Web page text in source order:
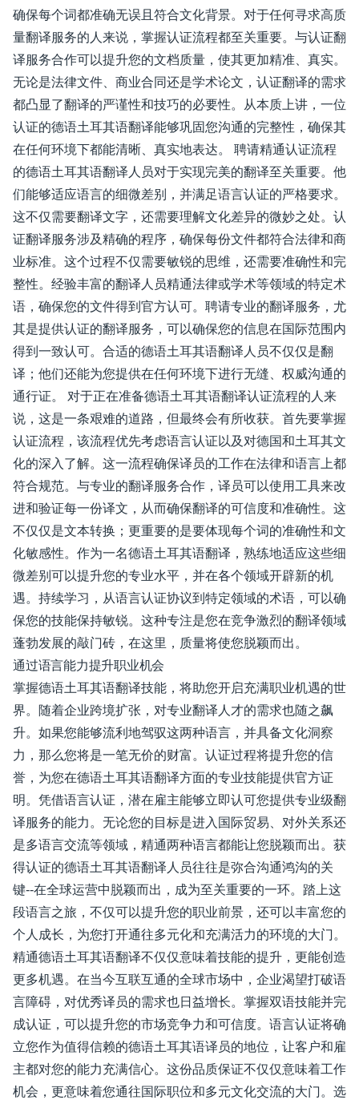
确保每个词都准确无误且符合文化背景。对于任何寻求高质
量翻译服务的人来说，掌握认证流程都至关重要。与认证翻
译服务合作可以提升您的文档质量，使其更加精准、真实。
无论是法律文件、商业合同还是学术论文，认证翻译的需求
都凸显了翻译的严谨性和技巧的必要性。从本质上讲，一位
认证的德语土耳其语翻译能够巩固您沟通的完整性，确保其
在任何环境下都能清晰、真实地表达。 聘请精通认证流程
的德语土耳其语翻译人员对于实现完美的翻译至关重要。他
们能够适应语言的细微差别，并满足语言认证的严格要求。
这不仅需要翻译文字，还需要理解文化差异的微妙之处。认
证翻译服务涉及精确的程序，确保每份文件都符合法律和商
业标准。这个过程不仅需要敏锐的思维，还需要准确性和完
整性。经验丰富的翻译人员精通法律或学术等领域的特定术
语，确保您的文件得到官方认可。聘请专业的翻译服务，尤
其是提供认证的翻译服务，可以确保您的信息在国际范围内
得到一致认可。合适的德语土耳其语翻译人员不仅仅是翻
译；他们还能为您提供在任何环境下进行无缝、权威沟通的
通行证。 对于正在准备德语土耳其语翻译认证流程的人来
说，这是一条艰难的道路，但最终会有所收获。首先要掌握
认证流程，该流程优先考虑语言认证以及对德国和土耳其文
化的深入了解。这一流程确保译员的工作在法律和语言上都
符合规范。与专业的翻译服务合作，译员可以使用工具来改
进和验证每一份译文，从而确保翻译的可信度和准确性。这
不仅仅是文本转换；更重要的是要体现每个词的准确性和文
化敏感性。作为一名德语土耳其语翻译，熟练地适应这些细
微差别可以提升您的专业水平，并在各个领域开辟新的机
遇。持续学习，从语言认证协议到特定领域的术语，可以确
保您的技能保持敏锐。这种专注是您在竞争激烈的翻译领域
蓬勃发展的敲门砖，在这里，质量将使您脱颖而出。
通过语言能力提升职业机会
掌握德语土耳其语翻译技能，将助您开启充满职业机遇的世
界。随着企业跨境扩张，对专业翻译人才的需求也随之飙
升。如果您能够流利地驾驭这两种语言，并具备文化洞察
力，那么您将是一笔无价的财富。认证过程将提升您的信
誉，为您在德语土耳其语翻译方面的专业技能提供官方证
明。凭借语言认证，潜在雇主能够立即认可您提供专业级翻
译服务的能力。无论您的目标是进入国际贸易、对外关系还
是多语言交流等领域，精通两种语言都能让您脱颖而出。获
得认证的德语土耳其语翻译人员往往是弥合沟通鸿沟的关
键--在全球运营中脱颖而出，成为至关重要的一环。踏上这
段语言之旅，不仅可以提升您的职业前景，还可以丰富您的
个人成长，为您打开通往多元化和充满活力的环境的大门。
精通德语土耳其语翻译不仅仅意味着技能的提升，更能创造
更多机遇。在当今互联互通的全球市场中，企业渴望打破语
言障碍，对优秀译员的需求也日益增长。掌握双语技能并完
成认证，可以提升您的市场竞争力和可信度。语言认证将确
立您作为值得信赖的德语土耳其语译员的地位，让客户和雇
主都对您的能力充满信心。这份品质保证不仅仅意味着工作
机会，更意味着您通往国际职位和多元文化交流的大门。选